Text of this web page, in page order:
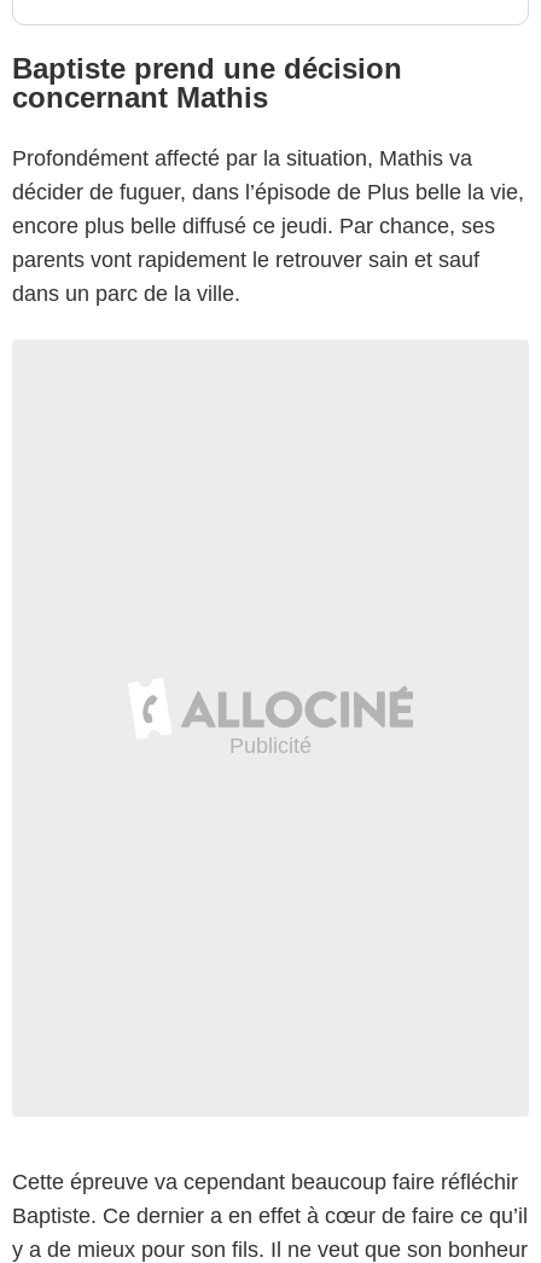
Baptiste prend une décision
concernant Mathis
Profondément affecté par la situation, Mathis va
décider de fuguer, dans l’épisode de Plus belle la vie,
encore plus belle diffusé ce jeudi. Par chance, ses
parents vont rapidement le retrouver sain et sauf
dans un parc de la ville.
Cette épreuve va cependant beaucoup faire réfléchir
Baptiste. Ce dernier a en effet à cœur de faire ce qu’il
y a de mieux pour son fils. Il ne veut que son bonheur